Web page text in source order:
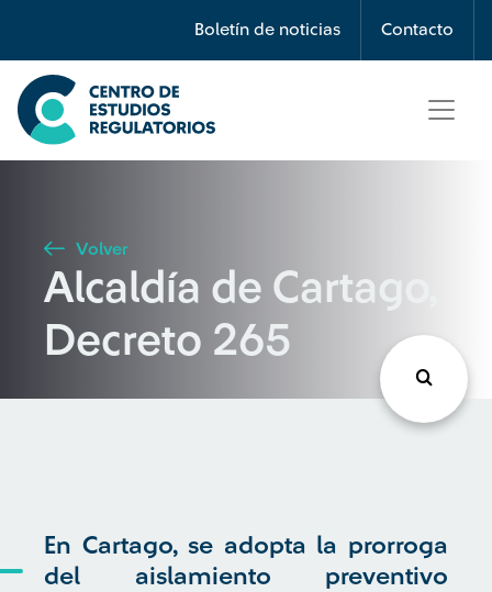
Boletín de noticias Contacto
Búsqueda
Seleccione país
Buscar
Volver
Alcaldía de Cartago,
Decreto 265
En Cartago, se adopta la prorroga
del aislamiento preventivo